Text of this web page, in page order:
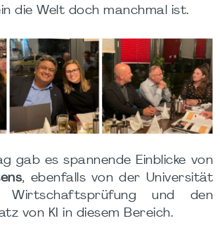
die Welt doch manchmal ist.
gab es spannende Einblicke von
, ebenfalls von der Universität
und den
von KI in diesem Bereich.